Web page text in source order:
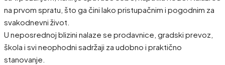
na prvom spratu, što ga čini lako pristupačnim i pogodnim za
svakodnevni život.
U neposrednoj blizini nalaze se prodavnice, gradski prevoz,
škola i svi neophodni sadržaji za udobno i praktično
stanovanje.